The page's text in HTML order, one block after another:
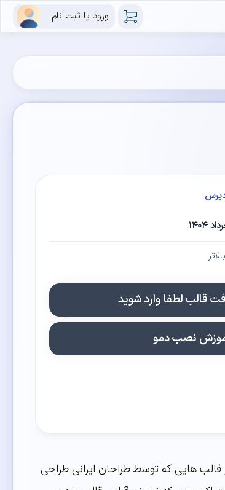
ورود یا ثبت نام
قالب لطفا وارد شوید
نصب دمو
هایی که توسط طراحان ایرانی طراحی